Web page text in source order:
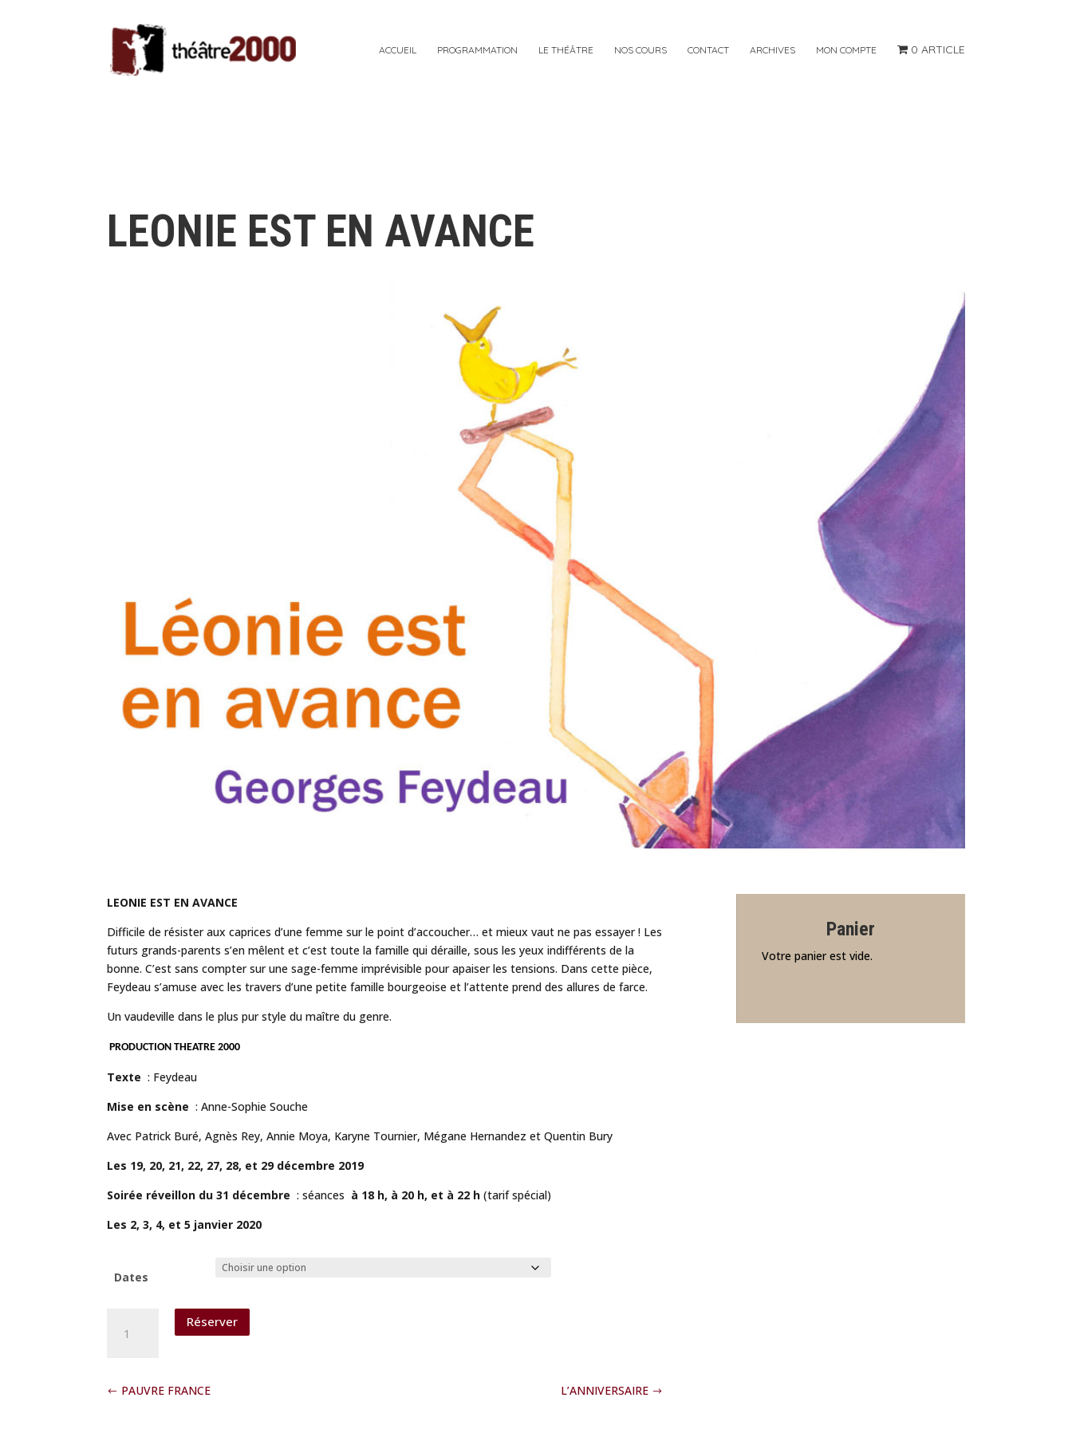
ACCUEIL PROGRAMMATION LE THÉÂTRE NOS COURS CONTACT ARCHIVES MON COMPTE 0 ARTICLE
LEONIE EST EN AVANCE
LEONIE EST EN AVANCE
Difficile de résister aux caprices d’une femme sur le point d’accoucher… et mieux vaut ne pas essayer ! Les
futurs grands-parents s’en mêlent et c’est toute la famille qui déraille, sous les yeux indifférents de la
bonne. C’est sans compter sur une sage-femme imprévisible pour apaiser les tensions. Dans cette pièce,
Feydeau s’amuse avec les travers d’une petite famille bourgeoise et l’attente prend des allures de farce.
Un vaudeville dans le plus pur style du maître du genre.
PRODUCTIONTHEATRE 2000
Texte : Feydeau
Mise en scène : Anne-Sophie Souche
Avec Patrick Buré, Agnès Rey, Annie Moya, Karyne Tournier, Mégane Hernandez et Quentin Bury
Les 19, 20, 21, 22, 27, 28, et 29 décembre 2019
Soirée réveillon du 31 décembre : séances à 18 h, à 20 h, et à 22 h (tarif spécial)
Les 2, 3, 4, et 5 janvier 2020
Dates
EN
Réserver
PAUVRE FRANCE L’ANNIVERSAIRE
Panier
Votre panier est vide.